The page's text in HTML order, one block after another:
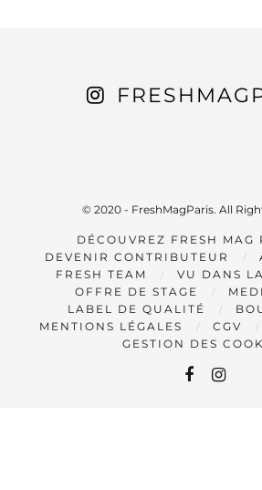
© 2020 - FreshMagParis. All
DÉCOUVREZ FRESH MAG
DEVENIR CONTRIBUTEUR
FRESH TEAM
VU DANS
OFFRE DE STAGE
LABEL DE QUALITÉ
MENTIONS LÉGALES
CGV
GESTION DES